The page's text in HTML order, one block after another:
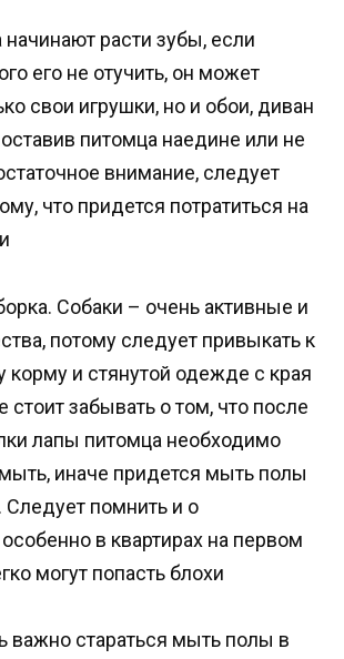
расти зубы, если
его не отучить, он может
свои игрушки, но и обои, диван
питомца наедине или не
внимание, следует
что придется потратиться на
Собаки – очень активные и
потому следует привыкать к
корму и стянутой одежде с края
стоит забывать о том, что после
лапы питомца необходимо
иначе придется мыть полы
помнить и о
в квартирах на первом
могут попасть блохи
важно стараться мыть полы в